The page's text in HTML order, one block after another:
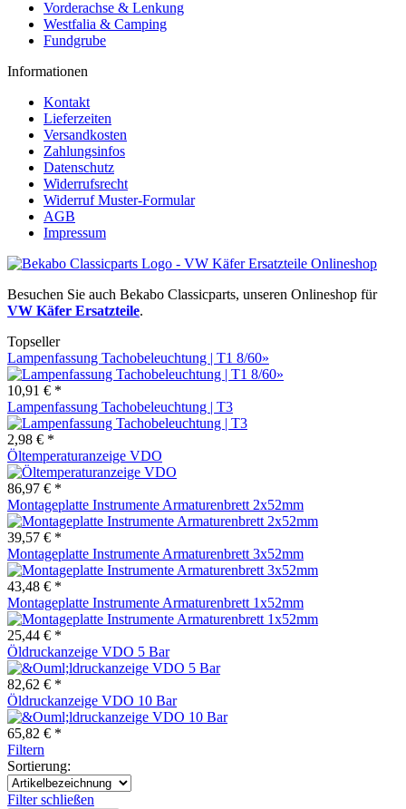
Vorderachse & Lenkung
Westfalia & Camping
Fundgrube
Informationen
Kontakt
Lieferzeiten
Versandkosten
Zahlungsinfos
Datenschutz
Widerrufsrecht
Widerruf Muster-Formular
AGB
Impressum
Besuchen Sie auch Bekabo Classicparts, unseren Onlineshop für
VW Käfer Ersatzteile.
Topseller
Lampenfassung Tachobeleuchtung | T1 8/60»
10,91 € *
Lampenfassung Tachobeleuchtung | T3
2,98 € *
Öltemperaturanzeige VDO
86,97 € *
Montageplatte Instrumente Armaturenbrett 2x52mm
39,57 € *
Montageplatte Instrumente Armaturenbrett 3x52mm
43,48 € *
Montageplatte Instrumente Armaturenbrett 1x52mm
25,44 € *
Öldruckanzeige VDO 5 Bar
82,62 € *
Öldruckanzeige VDO 10 Bar
65,82 € *
Filtern
Sortierung:
Filter schließen